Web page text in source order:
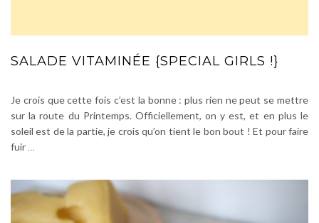
SALADE VITAMINÉE {SPECIAL GIRLS !}
Je crois que cette fois c’est la bonne : plus rien ne peut se mettre
sur la route du Printemps. Officiellement, on y est, et en plus le
soleil est de la partie, je crois qu’on tient le bon bout ! Et pour faire
fuir …